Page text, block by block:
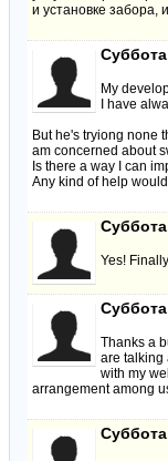
и установке забора,
My
I have
But he's tryiong none
am concerned about
Is there a way I can
Any kind of help
Yes!
Thanks a
are talking
with my
arrangement among